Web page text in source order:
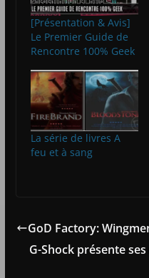
[Présentation & Avis]
Le Premier Guide de
Rencontre 100% Geek
La série de livres A
feu et à sang
GoD Factory:
G-Shock présente